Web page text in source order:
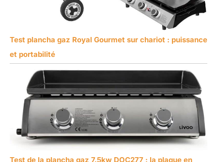
Test plancha gaz Royal Gourmet sur chariot : puissance
et portabilité
Test de la plancha gaz 7.5kw DOC277 : la plaque en